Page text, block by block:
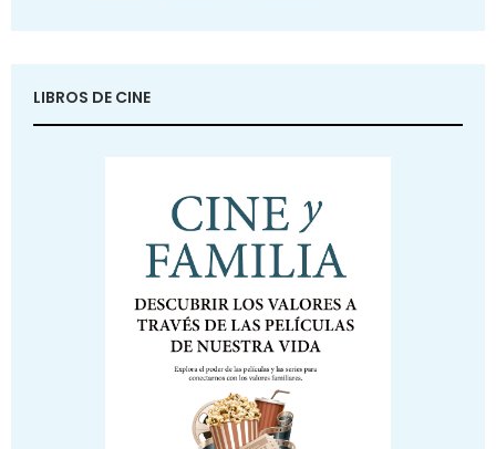
LIBROS DE CINE